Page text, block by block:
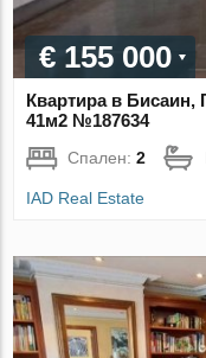
€ 155 000
Квартира в Бисаин,
41м2 №187634
Спален:2
IAD Real Estate